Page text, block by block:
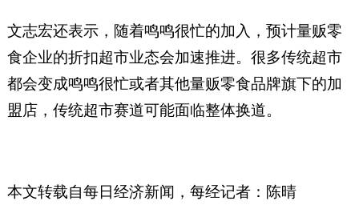
文志宏还表示，随着鸣鸣很忙的加入，预计量贩零
食企业的折扣超市业态会加速推进。很多传统超市
都会变成鸣鸣很忙或者其他量贩零食品牌旗下的加
盟店，传统超市赛道可能面临整体换道。
本文转载自每日经济新闻， 每经记者：陈晴